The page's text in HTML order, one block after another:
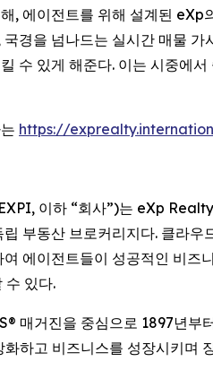
, 에이전트를 위해 설계된
경을 넘나드는 실시간 매물
수 있게 해준다. 이는 시중에
https://
이하 “회사”)는 eXp
부동산 브로커리지다. 클라
에이전트들이 성공적인 비
있다.
매거진을 중심으로 1897년
하고 비즈니스를 성장시키며